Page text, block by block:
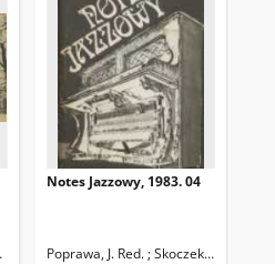
Skoczek, T. Red.
Notes Jazzowy, 1983. 04
Poprawa, J. Red. ; Skoczek T. Red.